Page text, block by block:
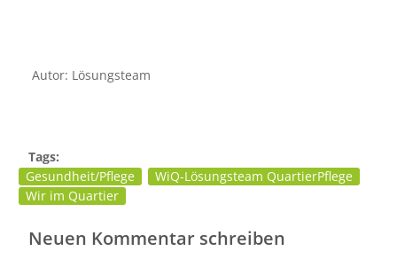
Autor: Lösungsteam
Tags:
Gesundheit/Pflege
WiQ-Lösungsteam QuartierPflege
Wir im Quartier
Neuen Kommentar schreiben